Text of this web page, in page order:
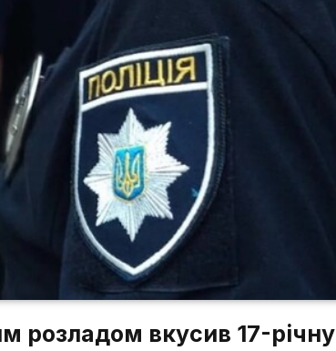
розладом вкусив 17-річну